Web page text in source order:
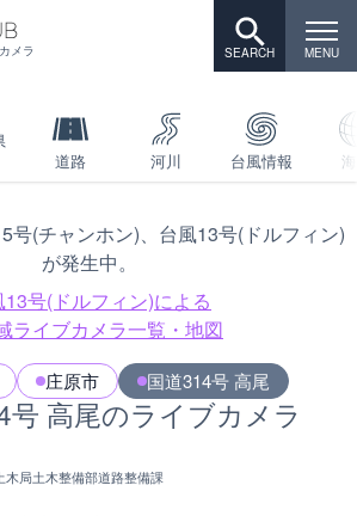
メラ
道路 河川 台風情報
号(チャンホン)、台風13号(ドルフィン)
が発生中。
13号(ドルフィン)による
ライブカメラ一覧・地図
庄原市 国道314号 高尾
号 高尾のライブカメラ
木局土木整備部道路整備課